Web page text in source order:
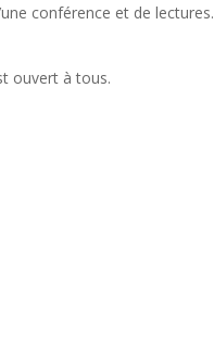
conférence et de
ouvert à tous.